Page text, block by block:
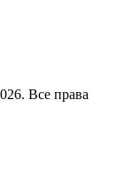
Все права